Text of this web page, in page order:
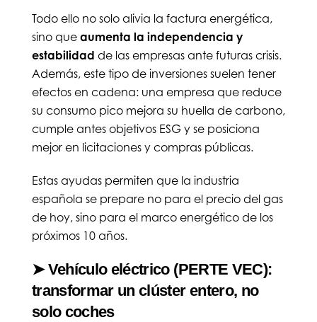
Todo ello no solo alivia la factura energética,
sino que aumenta la independencia y
estabilidad de las empresas ante futuras crisis.
Además, este tipo de inversiones suelen tener
efectos en cadena: una empresa que reduce
su consumo pico mejora su huella de carbono,
cumple antes objetivos ESG y se posiciona
mejor en licitaciones y compras públicas.
Estas ayudas permiten que la industria
española se prepare no para el precio del gas
de hoy, sino para el marco energético de los
próximos 10 años.
➤ Vehículo eléctrico (PERTE VEC):
transformar un clúster entero, no
solo coches